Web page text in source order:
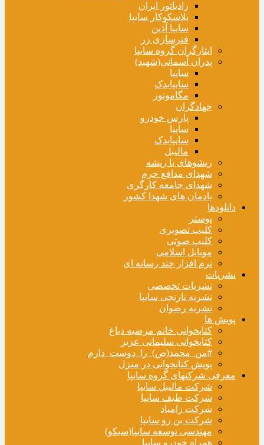
رادیاتور ایران
پلاسکوکار سایپا
سایپا آذین
فنرسازی زر
ایثارگران گروه سایپا
پدران آسمانی(شهید)
سایپا
سایپایدک
مگاموتور
جهادگران
پارس خودرو
سایپا
سایپایدک
مالیبل
ریشوهای با ریشه
شهدای مدافع حرم
شهدای جامعه کارگری
یادمان های شهدا کشور
دانلودها
پوستر
کلیپ تصویری
کلیپ صوتی
موبایل اسلامی
نرم افزار چند رسانه ای
نشریات
نشریات تخصصی
نشریه نارنجی سایپا
نشریه رضوان
پویش ها
کتابخوانی خانم مرضیه دباغ
کتابخوانی سلیمانی عزیز
#من_محمد(ص)_را_دوست_دارم
پویش کتابخوانی در منزل
معرفی شرکتهای گروه سایپا
شرکت مالیبل سایپا
شرکت طیف سایپا
شرکت زامیاد
شرکت بن رو سایپا
مهندسی توسعه سایپا(سیکو)
همراه خودرو سایپا